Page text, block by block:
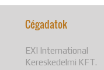
Cégadatok
EXI International
Kereskedelmi KFT.